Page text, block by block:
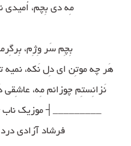
مِه دی بِچم، اُمیدی
بِچِم سَر وِژِم،
هَر چه موتِن ای دِل نَکه،
نَزانِستِم چوزانم مِه،
_________┤ موزیک
فرشاد آزادی